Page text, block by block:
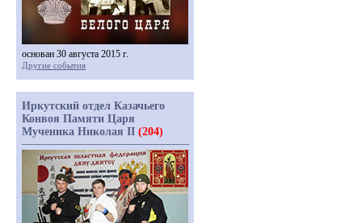
основан 30 августа 2015 г.
Другие события
Иркутский отдел Казачьего
Конвоя Памяти Царя
Мученика Николая II (204)